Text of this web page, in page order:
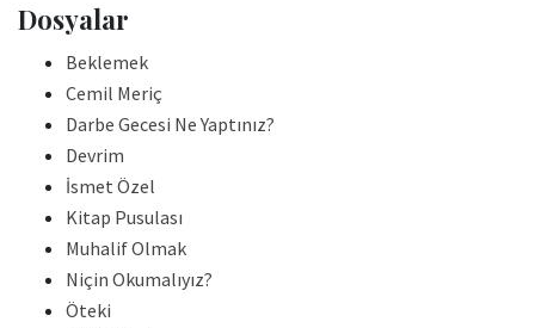
Dosyalar
Beklemek
Cemil Meriç
Darbe Gecesi Ne Yaptınız?
Devrim
İsmet Özel
Kitap Pusulası
Muhalif Olmak
Niçin Okumalıyız?
Öteki